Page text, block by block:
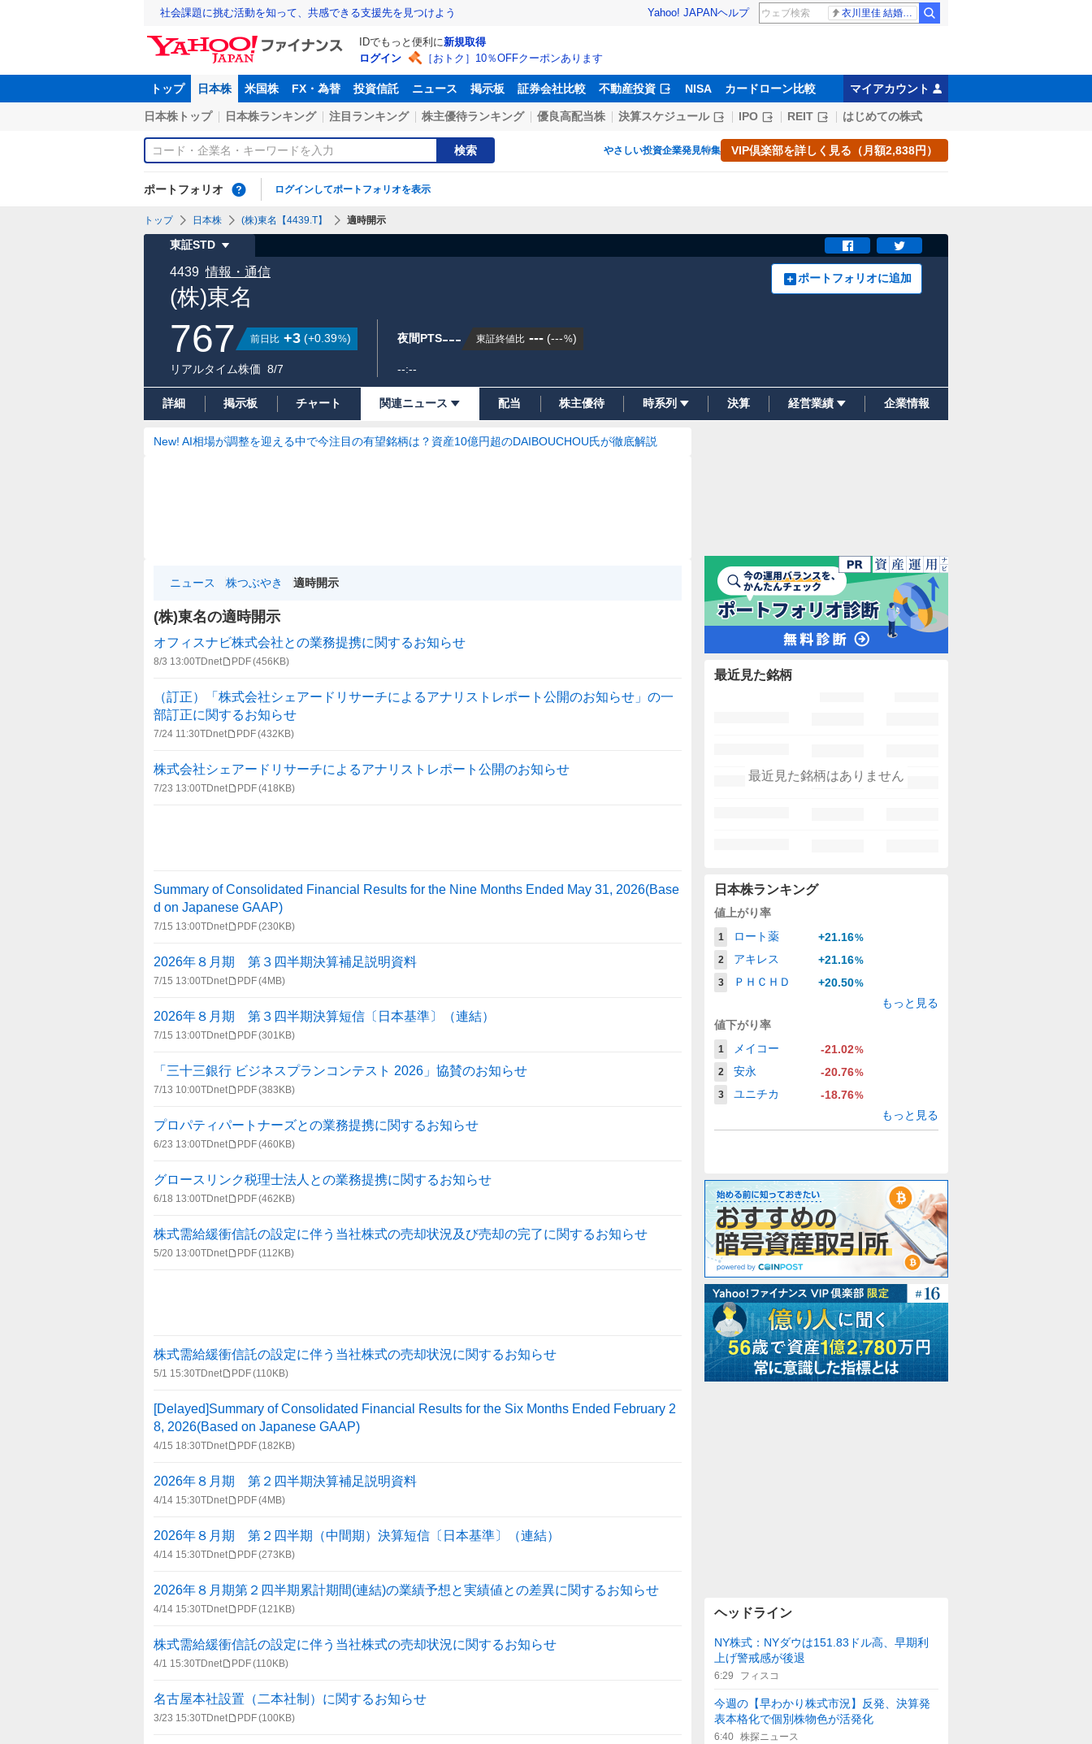
社会課題に挑む活動を知って、共感できる支援先を見つけよう Yahoo! JAPANヘルプ 衣川里佳 結婚発表
IDでもっと便利に新規取得
ログイン
［おトク］10％OFFクーポンあります
トップ 日本株 米国株 FX・為替 投資信託 ニュース 掲示板 証券会社比較 不動産投資 NISA カードローン比較 マイアカウント
日本株トップ 日本株ランキング 注目ランキング 株主優待ランキング 優良高配当株 決算スケジュール IPO REIT はじめての株式
検索 やさしい投資企業発見特集 VIP倶楽部を詳しく見る（月額2,838円）
ポートフォリオ ログインしてポートフォリオを表示
トップ 日本株 (株)東名【4439.T】 適時開示
東証STD
(株)東名
4439 情報・通信 ポートフォリオに追加
767 前日比 +3 (+0.39%)
リアルタイム株価 8/7
夜間PTS--- 東証終値比 --- (---%)
--:--
詳細 掲示板 チャート 関連ニュース 配当 株主優待 時系列 決算 経営業績 企業情報
New! AI相場が調整を迎える中で今注目の有望銘柄は？資産10億円超のDAIBOUCHOU氏が徹底解説
ニュース 株つぶやき 適時開示
(株)東名の適時開示
適
時
示
情
報
覧
オフィスナビ株式会社との業務提携に関するお知らせ
8/3 13:00TDnet PDF(456KB)
（訂正）「株式会社シェアードリサーチによるアナリストレポート公開のお知らせ」の一
部訂正に関するお知らせ
7/24 11:30TDnet PDF(432KB)
株式会社シェアードリサーチによるアナリストレポート公開のお知らせ
7/23 13:00TDnet PDF(418KB)
Summary of Consolidated Financial Results for the Nine Months Ended May 31, 2026(Base
d on Japanese GAAP)
7/15 13:00TDnet PDF(230KB)
2026年８月期 第３四半期決算補足説明資料
7/15 13:00TDnet PDF(4MB)
2026年８月期 第３四半期決算短信〔日本基準〕（連結）
7/15 13:00TDnet PDF(301KB)
「三十三銀行 ビジネスプランコンテスト 2026」協賛のお知らせ
7/13 10:00TDnet PDF(383KB)
プロパティパートナーズとの業務提携に関するお知らせ
6/23 13:00TDnet PDF(460KB)
グロースリンク税理士法人との業務提携に関するお知らせ
6/18 13:00TDnet PDF(462KB)
株式需給緩衝信託の設定に伴う当社株式の売却状況及び売却の完了に関するお知らせ
5/20 13:00TDnet PDF(112KB)
株式需給緩衝信託の設定に伴う当社株式の売却状況に関するお知らせ
5/1 15:30TDnet PDF(110KB)
[Delayed]Summary of Consolidated Financial Results for the Six Months Ended February 2
8, 2026(Based on Japanese GAAP)
4/15 18:30TDnet PDF(182KB)
2026年８月期 第２四半期決算補足説明資料
4/14 15:30TDnet PDF(4MB)
2026年８月期 第２四半期（中間期）決算短信〔日本基準〕（連結）
4/14 15:30TDnet PDF(273KB)
2026年８月期第２四半期累計期間(連結)の業績予想と実績値との差異に関するお知らせ
4/14 15:30TDnet PDF(121KB)
株式需給緩衝信託の設定に伴う当社株式の売却状況に関するお知らせ
4/1 15:30TDnet PDF(110KB)
名古屋本社設置（二本社制）に関するお知らせ
3/23 15:30TDnet PDF(100KB)
最近見た銘柄
最近見た銘柄はありません
日本株ランキング
値上がり率
1 ロート薬 +21.16%
2
アキレス +21.16%
3
ＰＨＣＨＤ +20.50%
もっと見る
値下がり率
1 メイコー -21.02%
2
安永 -20.76%
3
ユニチカ -18.76%
もっと見る
ヘッドライン
NY株式：NYダウは151.83ドル高、早期利
上げ警戒感が後退
6:29 フィスコ
今週の【早わかり株式市況】反発、決算発
表本格化で個別株物色が活発化
6:40 株探ニュース